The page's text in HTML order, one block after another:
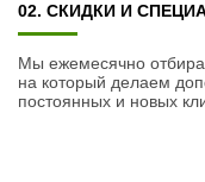
02. СКИДКИ И
Мы ежемесячно
на который делаем
постоянных и новых